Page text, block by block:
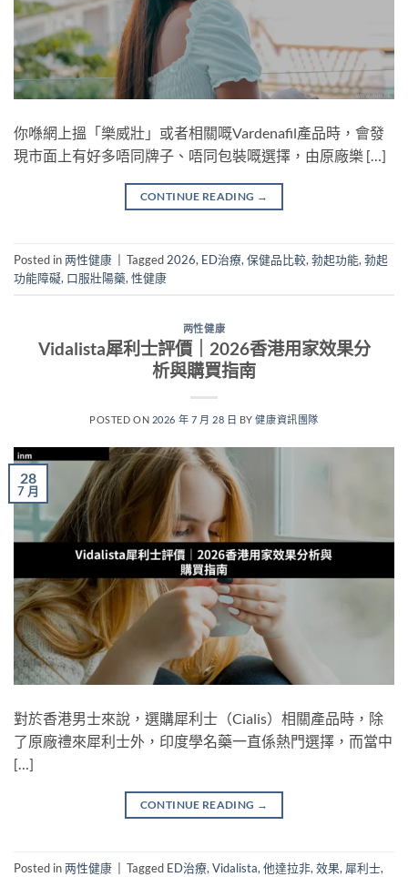
你喺網上搵「樂威壯」或者相關嘅Vardenafil產品時，會發
現市面上有好多唔同牌子、唔同包裝嘅選擇，由原廠樂 […]
CONTINUE READING →
Posted in两性健康 Tagged 2026, ED治療, 保健品比較, 勃起功能, 勃起
功能障礙, 口服壯陽藥, 性健康
两性健康
Vidalista犀利士評價｜2026香港用家效果分
析與購買指南
POSTED ON 2026 年 7 月 28 日 BY健康資訊團隊
28
7 月
對於香港男士來說，選購犀利士（Cialis）相關產品時，除
了原廠禮來犀利士外，印度學名藥一直係熱門選擇，而當中
[…]
CONTINUE READING →
Posted in两性健康 Tagged ED治療, Vidalista, 他達拉非, 效果, 犀利士,